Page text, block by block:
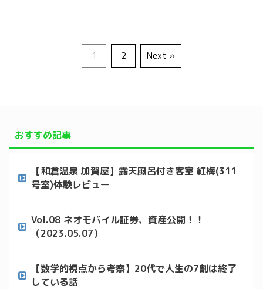
1 2 Next »
おすすめ記事
【和倉温泉 加賀屋】露天風呂付き客室 紅梅(311
号室)体験レビュー
Vol.08 ネオモバイル証券、資産公開！！
（2023.05.07）
【数学的視点から考察】20代で人生の7割は終了
している話